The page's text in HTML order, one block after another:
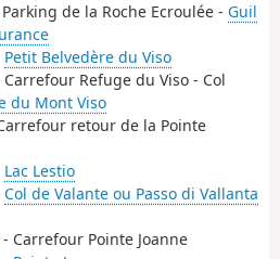
de la Roche Ecroulée - Guil
Petit Belvedère du Viso
Refuge du Viso - Col
du Mont Viso
retour de la Pointe
Lac Lestio
Col de Valante ou Passo di Vallanta
Carrefour Pointe Joanne